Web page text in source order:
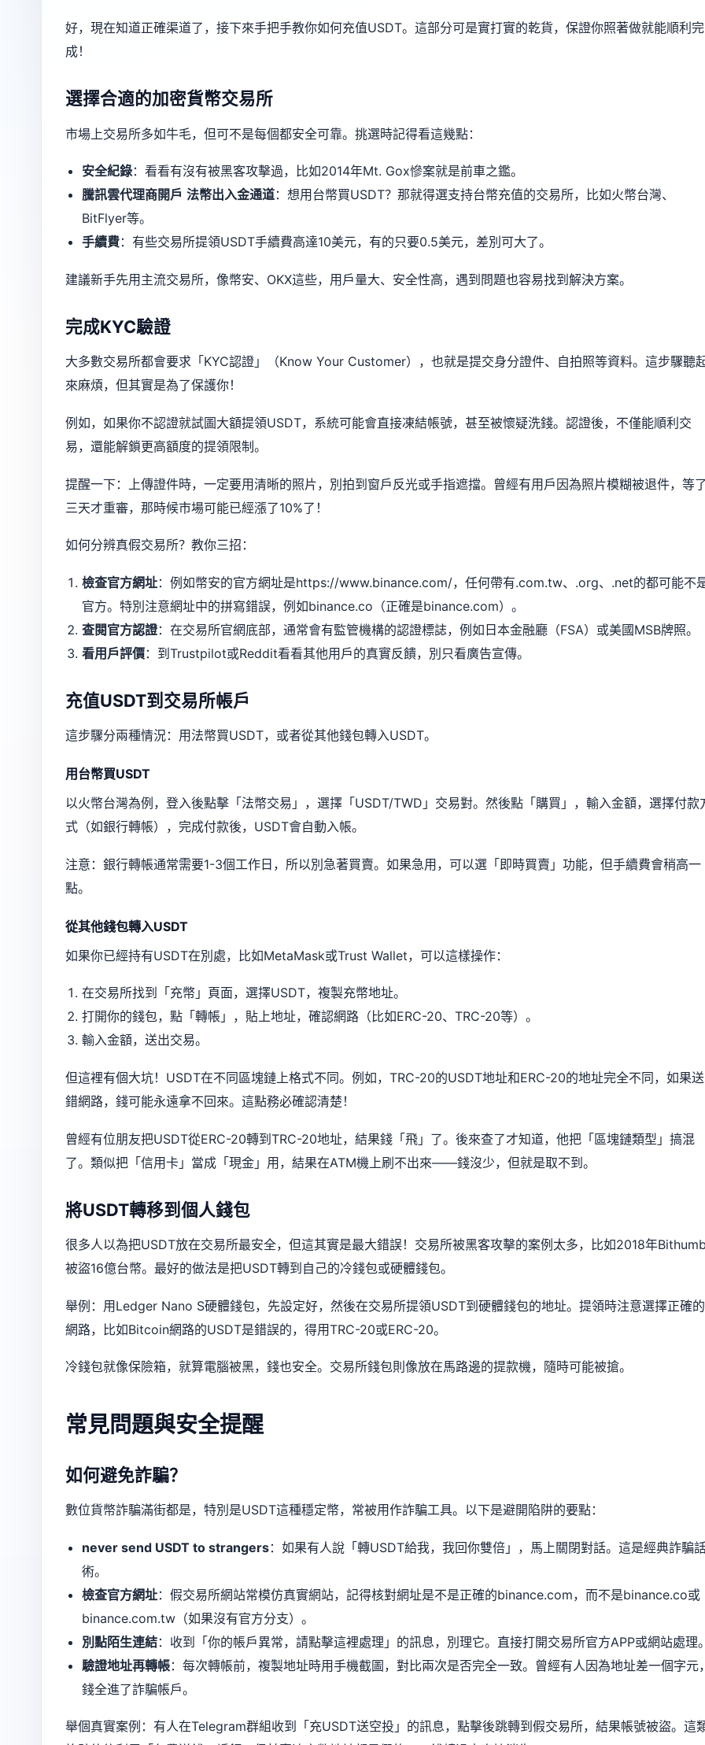
好，現在知道正確渠道了，接下來手把手教你如何充值USDT。這部分可是實打實的乾貨，保證你照著做就能順利完
成！
選擇合適的加密貨幣交易所
市場上交易所多如牛毛，但可不是每個都安全可靠。挑選時記得看這幾點：
安全紀錄：看看有沒有被黑客攻擊過，比如2014年Mt. Gox慘案就是前車之鑑。
騰訊雲代理商開戶 法幣出入金通道：想用台幣買USDT？那就得選支持台幣充值的交易所，比如火幣台灣、
BitFlyer等。
手續費：有些交易所提領USDT手續費高達10美元，有的只要0.5美元，差別可大了。
建議新手先用主流交易所，像幣安、OKX這些，用戶量大、安全性高，遇到問題也容易找到解決方案。
完成KYC驗證
大多數交易所都會要求「KYC認證」（Know Your Customer），也就是提交身分證件、自拍照等資料。這步驟聽
來麻煩，但其實是為了保護你！
例如，如果你不認證就試圖大額提領USDT，系統可能會直接凍結帳號，甚至被懷疑洗錢。認證後，不僅能順利交
易，還能解鎖更高額度的提領限制。
提醒一下：上傳證件時，一定要用清晰的照片，別拍到窗戶反光或手指遮擋。曾經有用戶因為照片模糊被退件，等
三天才重審，那時候市場可能已經漲了10%了！
如何分辨真假交易所？教你三招：
檢查官方網址：例如幣安的官方網址是https://www.binance.com/，任何帶有.com.tw、.org、.net的都可能不
官方。特別注意網址中的拼寫錯誤，例如binance.co（正確是binance.com）。
查閱官方認證：在交易所官網底部，通常會有監管機構的認證標誌，例如日本金融廳（FSA）或美國MSB牌照。
看用戶評價：到Trustpilot或Reddit看看其他用戶的真實反饋，別只看廣告宣傳。
充值USDT到交易所帳戶
這步驟分兩種情況：用法幣買USDT，或者從其他錢包轉入USDT。
用台幣買USDT
以火幣台灣為例，登入後點擊「法幣交易」，選擇「USDT/TWD」交易對。然後點「購買」，輸入金額，選擇付款
式（如銀行轉帳），完成付款後，USDT會自動入帳。
注意：銀行轉帳通常需要1-3個工作日，所以別急著買賣。如果急用，可以選「即時買賣」功能，但手續費會稍高一
點。
從其他錢包轉入USDT
如果你已經持有USDT在別處，比如MetaMask或Trust Wallet，可以這樣操作：
在交易所找到「充幣」頁面，選擇USDT，複製充幣地址。
打開你的錢包，點「轉帳」，貼上地址，確認網路（比如ERC-20、TRC-20等）。
輸入金額，送出交易。
但這裡有個大坑！USDT在不同區塊鏈上格式不同。例如，TRC-20的USDT地址和ERC-20的地址完全不同，如果送
錯網路，錢可能永遠拿不回來。這點務必確認清楚！
曾經有位朋友把USDT從ERC-20轉到TRC-20地址，結果錢「飛」了。後來查了才知道，他把「區塊鏈類型」搞混
了。類似把「信用卡」當成「現金」用，結果在ATM機上刷不出來——錢沒少，但就是取不到。
將USDT轉移到個人錢包
很多人以為把USDT放在交易所最安全，但這其實是最大錯誤！交易所被黑客攻擊的案例太多，比如2018年
被盜16億台幣。最好的做法是把USDT轉到自己的冷錢包或硬體錢包。
舉例：用Ledger Nano S硬體錢包，先設定好，然後在交易所提領USDT到硬體錢包的地址。提領時注意選擇正確的
網路，比如Bitcoin網路的USDT是錯誤的，得用TRC-20或ERC-20。
冷錢包就像保險箱，就算電腦被黑，錢也安全。交易所錢包則像放在馬路邊的提款機，隨時可能被搶。
常見問題與安全提醒
如何避免詐騙？
數位貨幣詐騙滿街都是，特別是USDT這種穩定幣，常被用作詐騙工具。以下是避開陷阱的要點：
never send USDT to strangers：如果有人說「轉USDT給我，我回你雙倍」，馬上關閉對話。這是經典詐騙
術。
檢查官方網址：假交易所網站常模仿真實網站，記得核對網址是不是正確的binance.com，而不是binance.co或
binance.com.tw（如果沒有官方分支）。
別點陌生連結：收到「你的帳戶異常，請點擊這裡處理」的訊息，別理它。直接打開交易所官方APP或網站處理
驗證地址再轉帳：每次轉帳前，複製地址時用手機截圖，對比兩次是否完全一致。曾經有人因為地址差一個字元
錢全進了詐騙帳戶。
舉個真實案例：有人在Telegram群組收到「充USDT送空投」的訊息，點擊後跳轉到假交易所，結果帳號被盜。這